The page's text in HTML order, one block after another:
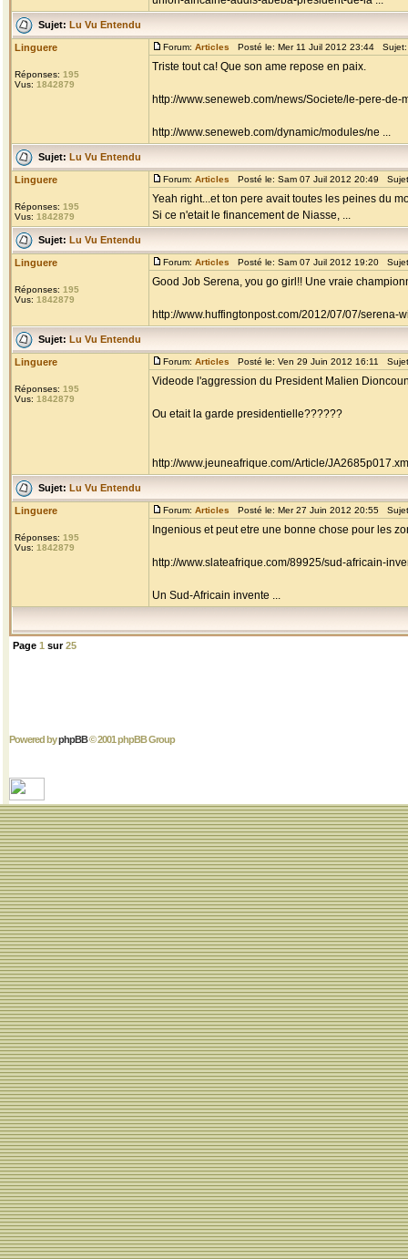
Sujet: Lu Vu Entendu
Linguere
Réponses: 195
Vus: 1842879
Forum: Articles Posté le: Mer 11 Juil 2012 23:44
Triste tout ca! Que son ame repose en paix.
http://www.seneweb.com/news/Societe/le-pere-
http://www.seneweb.com/dynamic/modules/ne ...
Sujet: Lu Vu Entendu
Linguere
Réponses: 195
Vus: 1842879
Forum: Articles Posté le: Sam 07 Juil 2012 20:49
Yeah right...et ton pere avait toutes les peines du
Si ce n'etait le financement de Niasse, ...
Sujet: Lu Vu Entendu
Linguere
Réponses: 195
Vus: 1842879
Forum: Articles Posté le: Sam 07 Juil 2012 19:20
Good Job Serena, you go girl!! Une vraie
http://www.huffingtonpost.com/2012/07/07/serena-
Sujet: Lu Vu Entendu
Linguere
Réponses: 195
Vus: 1842879
Forum: Articles Posté le: Ven 29 Juin 2012 16:11
Videode l'aggression du President Malien
Ou etait la garde presidentielle??????
http://www.jeuneafrique.com/Article/
Sujet: Lu Vu Entendu
Linguere
Réponses: 195
Vus: 1842879
Forum: Articles Posté le: Mer 27 Juin 2012 20:55
Ingenious et peut etre une bonne chose pour les
http://www.slateafrique.com/89925/sud-africain-
Un Sud-Africain invente ...
Page 1 sur25
Powered byphpBB© 2001 phpBB Group